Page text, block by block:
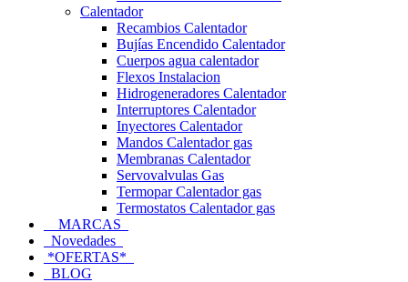
Calentador
Recambios Calentador
Bujías Encendido Calentador
Cuerpos agua calentador
Flexos Instalacion
Hidrogeneradores Calentador
Interruptores Calentador
Inyectores Calentador
Mandos Calentador gas
Membranas Calentador
Servovalvulas Gas
Termopar Calentador gas
Termostatos Calentador gas
MARCAS
Novedades
*OFERTAS*
BLOG